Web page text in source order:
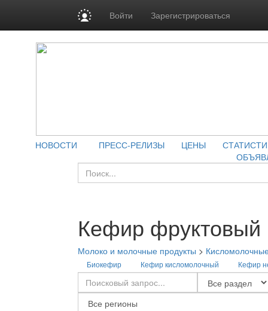
Войти Зарегистрироваться
НОВОСТИ ПРЕСС-РЕЛИЗЫ ЦЕНЫ
Кефир фруктовый
Молоко и молочные продукты >
Биокефир Кефир кисломолочный Кефир